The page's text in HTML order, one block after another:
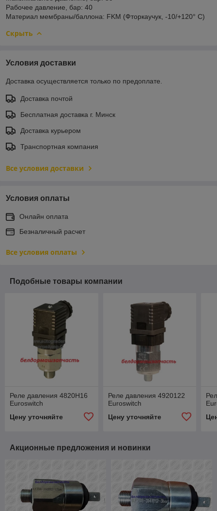
Рабочее давление, бар: 40
Материал мембраны/баллона: FKM (Фторкаучук, -10/+120° С)
Скрыть
Условия доставки
Доставка осуществляется только по предоплате.
Доставка почтой
Бесплатная доставка г. Минск
Доставка курьером
Транспортная компания
Все условия доставки
Условия оплаты
Онлайн оплата
Безналичный расчет
Все условия оплаты
Подобные товары компании
Реле давления 4820H16
Euroswitch
Цену уточняйте
Реле давления 4920122
Euroswitch
Цену уточняйте
Акционные предложения и новинки